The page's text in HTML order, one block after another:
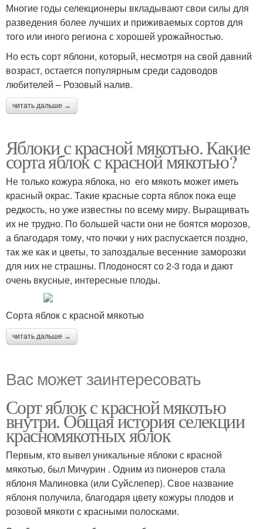
Многие годы селекционеры вкладывают свои силы для
разведения более лучших и приживаемых сортов для
того или иного региона с хорошей урожайностью.
Но есть сорт яблони, который, несмотря на свой давний
возраст, остается популярным среди садоводов
любителей – Розовый налив.
читать дальше →
Яблоки с красной мякотью. Какие
сорта яблок с красной мякотью?
Не только кожура яблока, но его мякоть может иметь
красный окрас. Такие красные сорта яблок пока еще
редкость, но уже известны по всему миру. Выращивать
их не трудно. По большей части они не боятся морозов,
а благодаря тому, что почки у них распускается поздно,
так же как и цветы, то запоздалые весенние заморозки
для них не страшны. Плодоносят со 2-3 года и дают
очень вкусные, интересные плоды.
Сорта яблок с красной мякотью
читать дальше →
Вас может заинтересовать
Сорт яблок с красной мякотью
внутри. Общая история селекции
красномякотных яблок
Первым, кто вывел уникальные яблоки с красной
мякотью, был Мичурин . Одним из пионеров стала
яблоня Малиновка (или Суйслепер). Свое название
яблоня получила, благодаря цвету кожуры плодов и
розовой мякоти с красными полосками.